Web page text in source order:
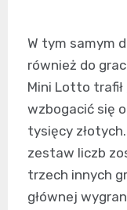
W tym samym
również do
Mini Lotto trafił
wzbogacić się
tysięcy
zestaw liczb
trzech innych
głównej